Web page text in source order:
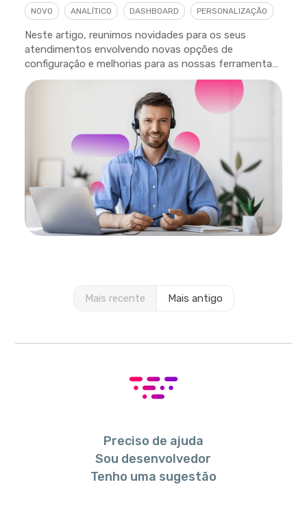
NOVO ANALÍTICO DASHBOARD PERSONALIZAÇÃO
Neste artigo, reunimos novidades para os seus
atendimentos envolvendo novas opções de
configuração e melhorias para as nossas ferramentas
analíticas.
Mais recente Mais antigo
Preciso de ajuda
Sou desenvolvedor
Tenho uma sugestão